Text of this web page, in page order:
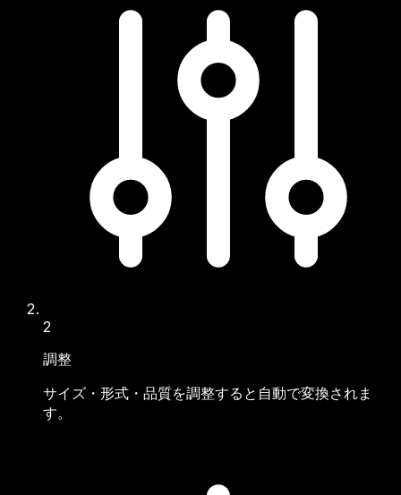
2
調整
サイズ・形式・品質を調整すると自動で変換されま
す。